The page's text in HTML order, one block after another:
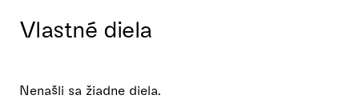
Vlastné diela
Nenašli sa žiadne diela.